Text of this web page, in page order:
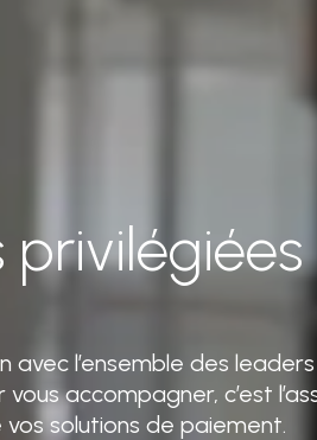
avec l’ensemble des
accompagner, c’est
solutions de paiement.